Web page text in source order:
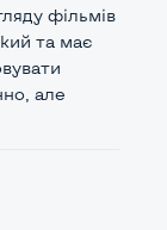
фільмів
та має
але